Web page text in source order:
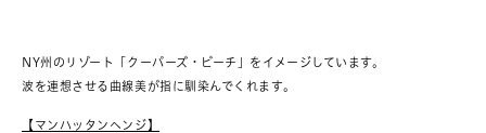
NY州のリゾート「クーパーズ・ビーチ」をイメージしています。
波を連想させる曲線美が指に馴染んでくれます。
【マンハッタンヘンジ】